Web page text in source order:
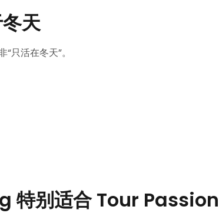
天
只活在冬天”。
特别适合 Tour Passion